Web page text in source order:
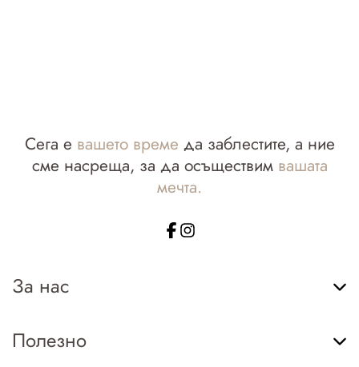
Сега е вашето време да заблестите, а ние
сме насреща, за да осъществим вашата
мечта.
За нас
Полезно